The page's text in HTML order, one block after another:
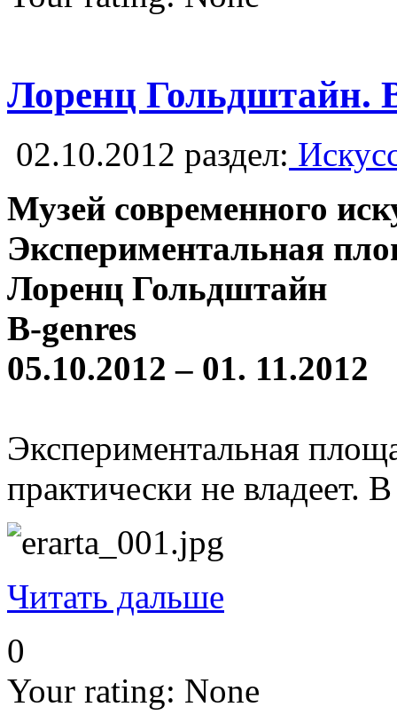
Лоренц Гольдштайн.
02.10.2012 раздел:
Музей современного
Экспериментальная
Лоренц Гольдштайн
B-genres
05.10.2012 – 01. 11.2012
Экспериментальная
практически не владеет.
Читать дальше
0
Your rating: None